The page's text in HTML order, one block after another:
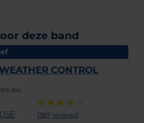
deze band
CONTROL
91H
(387 reviews)